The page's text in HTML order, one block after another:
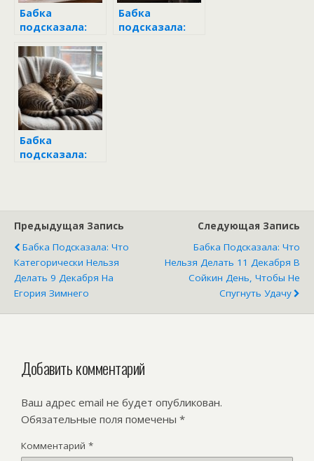
Бабка
подсказала:
категорически
запрещено
делать 6
декабря на
Митрофана
Бабка
подсказала:
Бабка
подсказала:
Предыдущая Запись
Бабка Подсказала: Что
Категорически Нельзя
Делать 9 Декабря На
Егория Зимнего
Следующая Запись
Бабка Подсказала: Что
Нельзя Делать 11 Декабря В
Сойкин День, Чтобы Не
Спугнуть Удачу
Добавить комментарий
Ваш адрес email не будет опубликован.
Обязательные поля помечены *
Комментарий *